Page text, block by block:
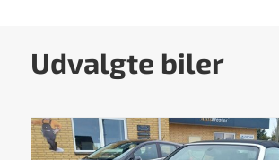
Udvalgte biler